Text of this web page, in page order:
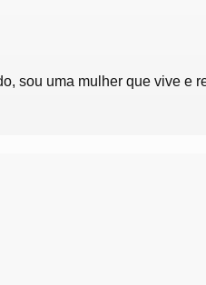
sou uma mulher que vive e